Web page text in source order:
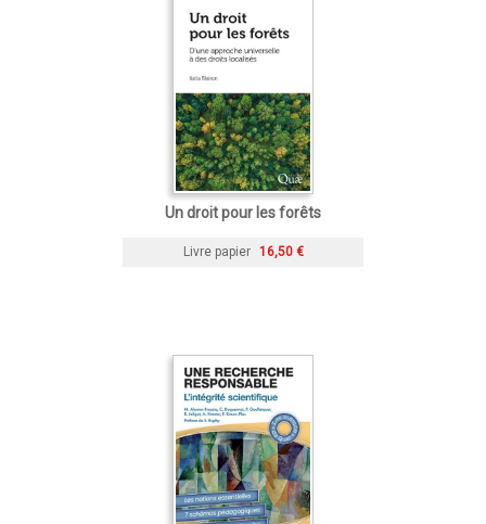
Un droit pour les forêts
Livre papier 16,50 €